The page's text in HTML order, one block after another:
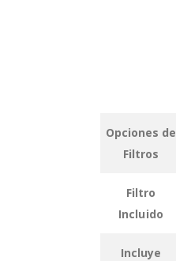
Opciones de
Filtros
Filtro
Incluido
Incluye